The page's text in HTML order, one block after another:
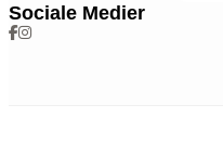
Sociale Medier